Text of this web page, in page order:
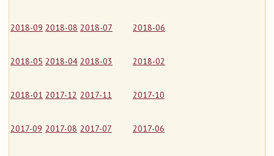
2018-09 2018-08 2018-07 2018-06
2018-05 2018-04 2018-03 2018-02
2018-01 2017-12 2017-11 2017-10
2017-09 2017-08 2017-07 2017-06